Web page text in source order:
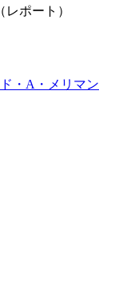
ポート）
・A・メリマン